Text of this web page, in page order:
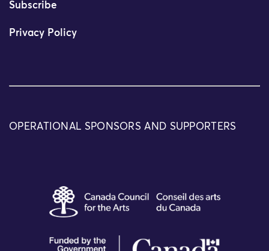
Subscribe
Privacy Policy
OPERATIONAL SPONSORS AND SUPPORTERS